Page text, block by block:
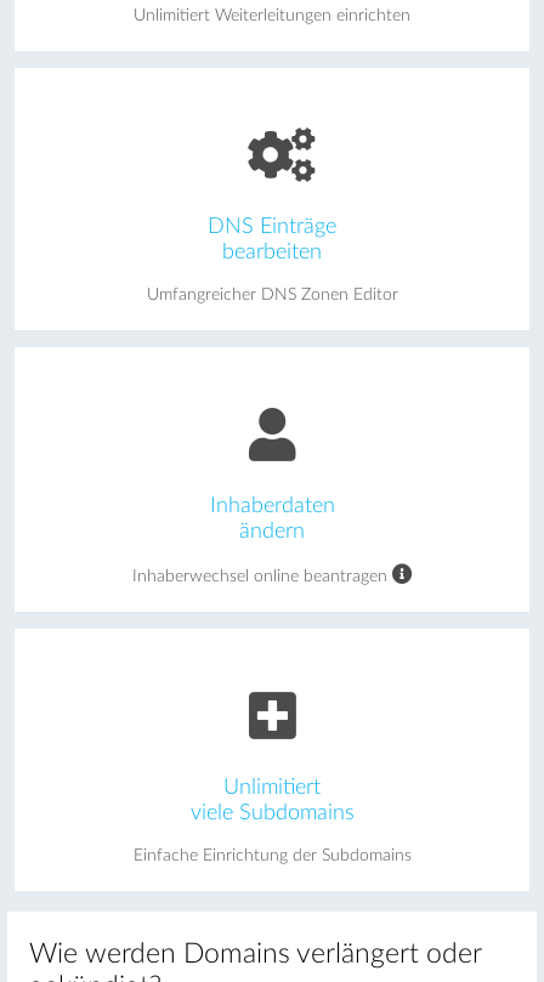
Unlimitiert Weiterleitungen einrichten
DNS Einträge
bearbeiten
Umfangreicher DNS Zonen Editor
Inhaberdaten
ändern
Inhaberwechsel online beantragen
Unlimitiert
viele Subdomains
Einfache Einrichtung der Subdomains
Wie werden Domains verlängert oder